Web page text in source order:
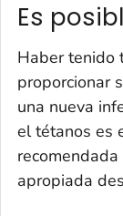
Es
Haber tenido
proporcionar
una nueva
el tétanos es
apropiada